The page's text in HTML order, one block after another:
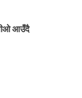
आउँदै